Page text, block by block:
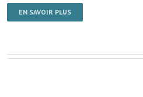
EN SAVOIR PLUS